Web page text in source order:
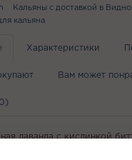
Кальяны с доставкой в
кальяна
Характеристики
Вам может
лаванда с кислинкой